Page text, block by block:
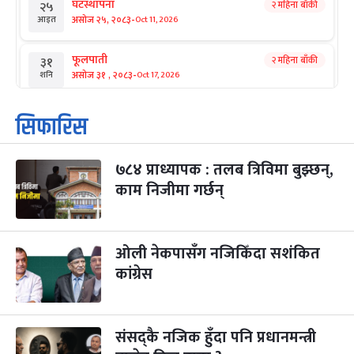
२५
आइत
घटस्थापना
असोज २५, २०८३-Oct 11, 2026
२ महिना बाँकी
३१
शनि
फूलपाती
असोज ३१ , २०८३-Oct 17, 2026
२ महिना बाँकी
१
आइत
कार्तिक सङ्क्रान्ति
कार्तिक १, २०८३
३
मंगल
महानवमी
कार्तिक ३, २०८३-Oct 20, 2026
२ महिना बाँकी
४
कार्तिक ४, २०८३ Oct 21, 2026
५
बिहि
पापा‌ङ्कुशा एकादशी व्रत
कार्तिक ५, २०८३
२२ कुकुर तिहार ३ महिना बाँकी
सिफारिस
७८४ प्राध्यापक : तलब त्रिविमा बुझ्छन्,
काम निजीमा गर्छन्
ओली नेकपासँग नजिकिँदा सशंकित
कांग्रेस
संसद्कै नजिक हुँदा पनि प्रधानमन्त्री